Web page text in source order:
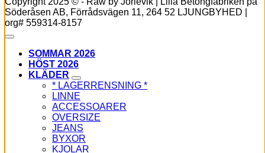
Söderåsen AB, Förrådsvägen 11, 264 52 LJUNGBYHED |
org# 559314-8157
SOMMAR 2026
HÖST 2026
KLÄDER
* LAGERRENSNING *
LINNE
ACCESSOARER
OVERSIZE
JEANS
BYXOR
KJOLAR